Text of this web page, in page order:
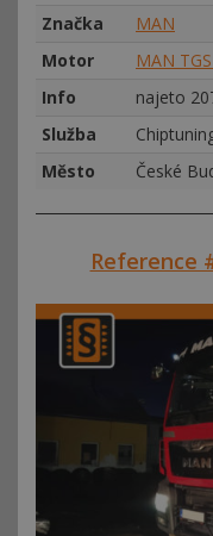
Značka
MAN
Motor
MAN
Info
najeto
Služba
Město
České
Reference